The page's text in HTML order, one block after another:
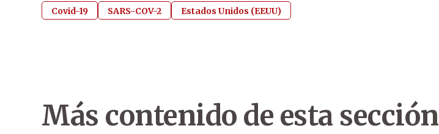
Covid-19 SARS-COV-2 Estados Unidos (EEUU)
Más contenido de esta sección